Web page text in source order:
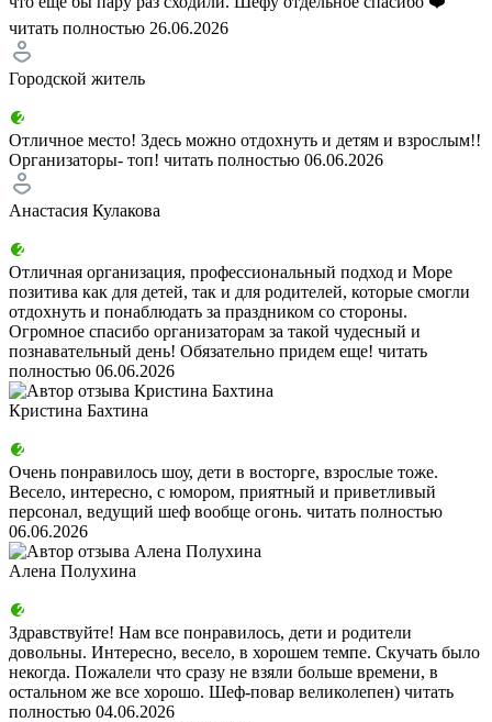
читать полностью 26.06.2026
Городской житель
Отличное место! Здесь можно отдохнуть и детям и взрослым!!
Организаторы- топ! читать полностью 06.06.2026
Анастасия Кулакова
Отличная организация, профессиональный подход и Море
позитива как для детей, так и для родителей, которые смогли
отдохнуть и понаблюдать за праздником со стороны.
Огромное спасибо организаторам за такой чудесный и
познавательный день! Обязательно придем еще! читать
полностью 06.06.2026
Кристина Бахтина
Очень понравилось шоу, дети в восторге, взрослые тоже.
Весело, интересно, с юмором, приятный и приветливый
персонал, ведущий шеф вообще огонь. читать полностью
06.06.2026
Алена Полухина
Здравствуйте! Нам все понравилось, дети и родители
довольны. Интересно, весело, в хорошем темпе. Скучать было
некогда. Пожалели что сразу не взяли больше времени, в
остальном же все хорошо. Шеф-повар великолепен) читать
полностью 04.06.2026